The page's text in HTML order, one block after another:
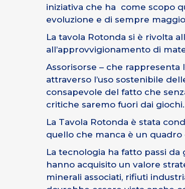
iniziativa che ha come scopo
evoluzione e di sempre
La tavola Rotonda si è rivolta
all’approvvigionamento di
Assorisorse – che
attraverso l’uso sostenibile
consapevole del fatto che s
critiche saremo fuori dai giochi.
La Tavola Rotonda è stata
quello che manca è un
La tecnologia ha fatto passi
hanno acquisito un valore
minerali associati, rifiuti